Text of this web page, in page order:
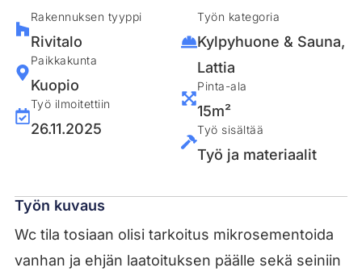
Rakennuksen tyyppi
Rivitalo
Paikkakunta
Kuopio
Työ ilmoitettiin
26.11.2025
Työn kategoria
Kylpyhuone & Sauna,
Lattia
Pinta-ala
15m²
Työ sisältää
Työ ja materiaalit
Työn kuvaus
Wc tila tosiaan olisi tarkoitus mikrosementoida
vanhan ja ehjän laatoituksen päälle sekä seiniin